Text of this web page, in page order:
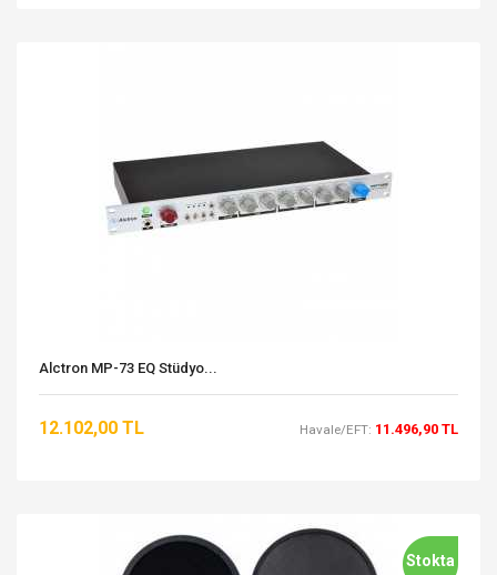
Alctron MP-73 EQ Stüdyo...
12.102,00 TL Havale/EFT: 11.496,90 TL
Stokta